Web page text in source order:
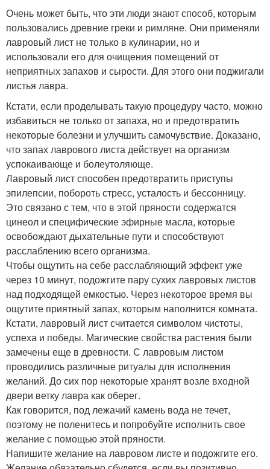
Очень может быть, что эти люди знают способ, которым
пользовались древние греки и римляне. Они применяли
лавровый лист не только в кулинарии, но и
использовали его для очищения помещений от
неприятных запахов и сырости. Для этого они поджигали
листья лавра.
Кстати, если проделывать такую процедуру часто, можно
избавиться не только от запаха, но и предотвратить
некоторые болезни и улучшить самочувствие. Доказано,
что запах лаврового листа действует на организм
успокаивающе и болеутоляюще.
Лавровый лист способен предотвратить приступы
эпилепсии, побороть стресс, усталость и бессонницу.
Это связано с тем, что в этой пряности содержатся
цинеол и специфические эфирные масла, которые
освобождают дыхательные пути и способствуют
расслаблению всего организма.
Чтобы ощутить на себе расслабляющий эффект уже
через 10 минут, подожгите пару сухих лавровых листов
над подходящей емкостью. Через некоторое время вы
ощутите приятный запах, которым наполнится комната.
Кстати, лавровый лист считается символом чистоты,
успеха и победы. Магические свойства растения были
замечены еще в древности. С лавровым листом
проводились различные ритуалы для исполнения
желаний. До сих пор некоторые хранят возле входной
двери ветку лавра как оберег.
Как говорится, под лежачий камень вода не течет,
поэтому не поленитесь и попробуйте исполнить свое
желание с помощью этой пряности.
Напишите желание на лавровом листе и подожгите его.